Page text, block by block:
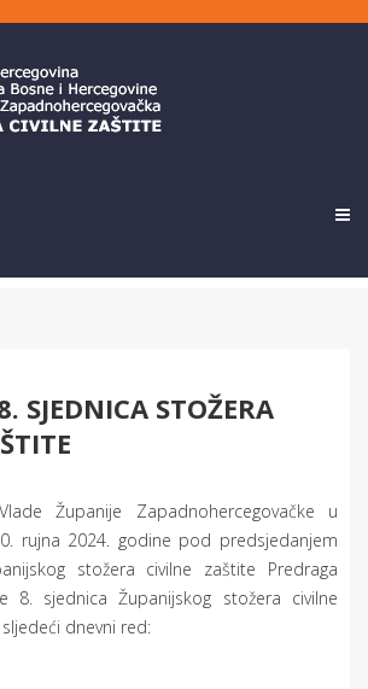
SJEDNICA STOŽERA
Županije Zapadnohercegovačke u
rujna 2024. godine pod predsjedanjem
stožera civilne zaštite Predraga
8. sjednica Županijskog stožera civilne
dnevni red: